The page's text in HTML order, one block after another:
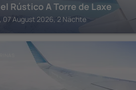
Rústico A Torre de Laxe
07 August 2026, 2 Nächte